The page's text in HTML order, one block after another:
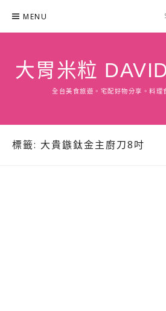
content
MENU
大胃米粒
全台美食旅遊。宅配好物分享。料理
標籤: 大貴鏃鈦金主廚刀8吋